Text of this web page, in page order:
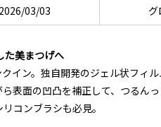
03/03
グ
た美まつげへ
イン。独自開発のジェル状フィ
表面の凹凸を補正して、つるん
コンブラシも必見。